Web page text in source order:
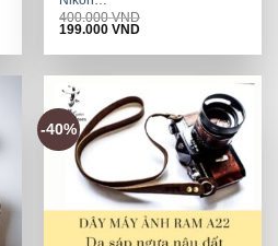
400.000VND
Original
was:
199.000VNDCurrent
is:
-40%